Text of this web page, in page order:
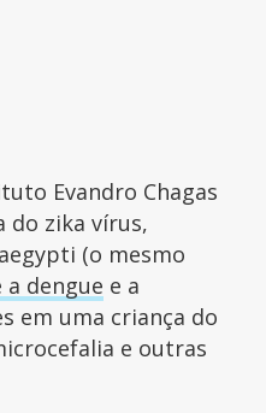
Evandro Chagas
do zika vírus,
(o mesmo
dengue e a
em uma criança do
e outras